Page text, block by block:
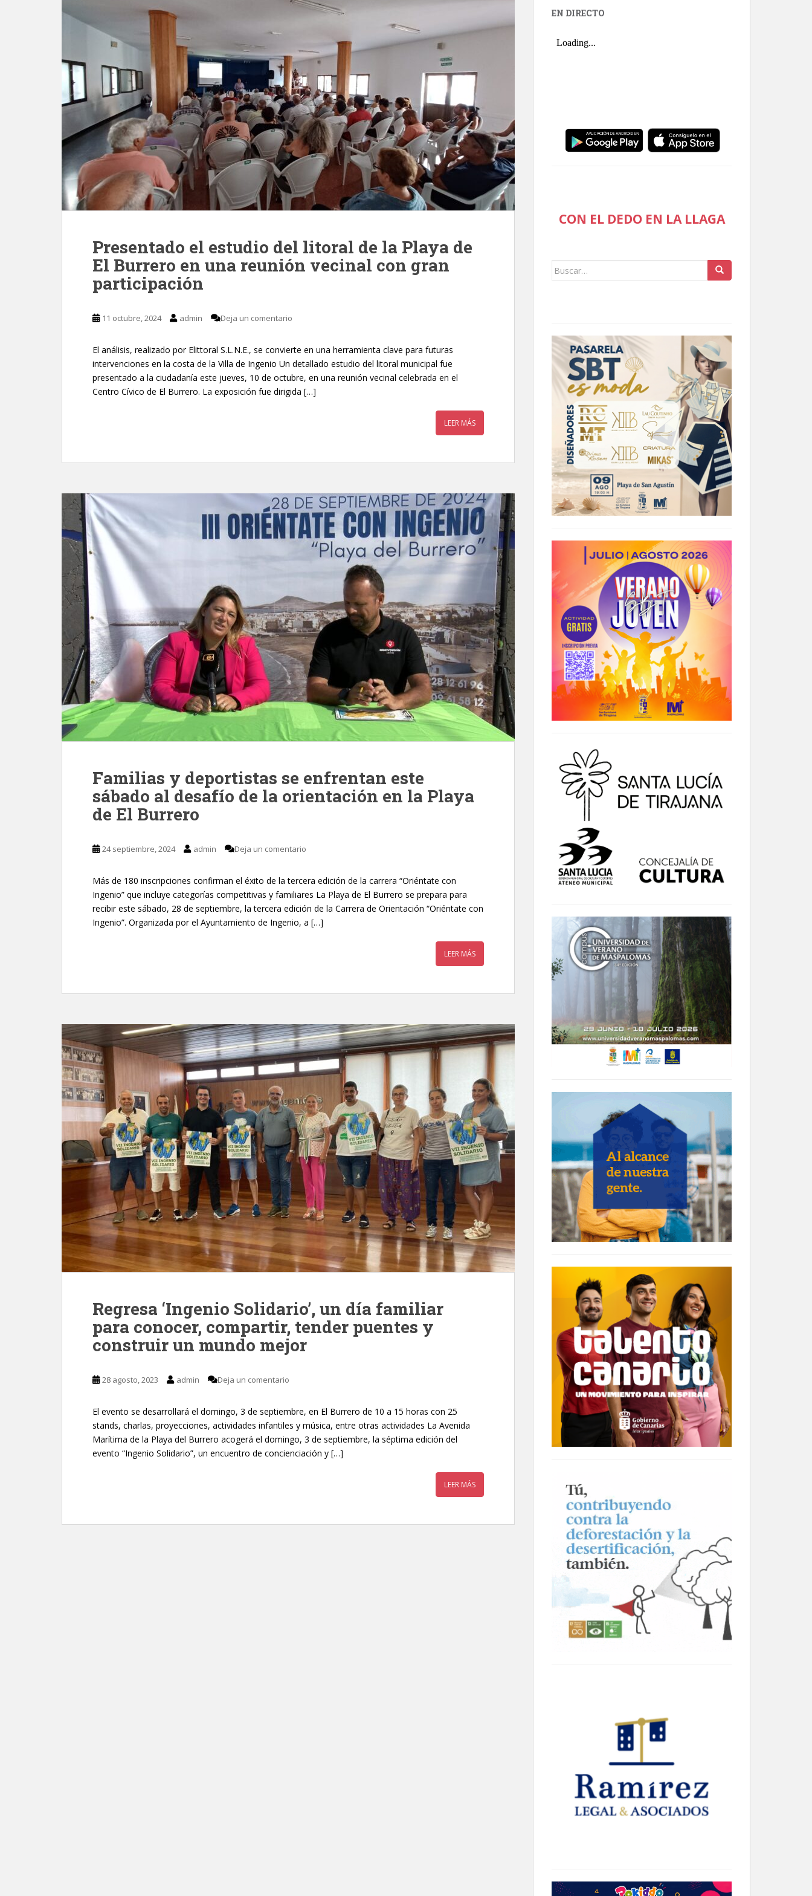
Presentado el estudio del litoral de la Playa de
El Burrero en una reunión vecinal con gran
participación
11 octubre, 2024 admin Deja un comentario
El análisis, realizado por Elittoral S.L.N.E., se convierte en una herramienta clave para futuras
intervenciones en la costa de la Villa de Ingenio Un detallado estudio del litoral municipal fue
presentado a la ciudadanía este jueves, 10 de octubre, en una reunión vecinal celebrada en el
Centro Cívico de El Burrero. La exposición fue dirigida […]
LEER MÁS
Familias y deportistas se enfrentan este
sábado al desafío de la orientación en la Playa
de El Burrero
24 septiembre, 2024 admin Deja un comentario
Más de 180 inscripciones confirman el éxito de la tercera edición de la carrera “Oriéntate con
Ingenio” que incluye categorías competitivas y familiares La Playa de El Burrero se prepara para
recibir este sábado, 28 de septiembre, la tercera edición de la Carrera de Orientación “Oriéntate con
Ingenio”. Organizada por el Ayuntamiento de Ingenio, a […]
LEER MÁS
Regresa ‘Ingenio Solidario’, un día familiar
para conocer, compartir, tender puentes y
construir un mundo mejor
28 agosto, 2023 admin Deja un comentario
El evento se desarrollará el domingo, 3 de septiembre, en El Burrero de 10 a 15 horas con 25
stands, charlas, proyecciones, actividades infantiles y música, entre otras actividades La Avenida
Marítima de la Playa del Burrero acogerá el domingo, 3 de septiembre, la séptima edición del
evento “Ingenio Solidario”, un encuentro de concienciación y […]
LEER MÁS
EN DIRECTO
CON EL DEDO EN LA LLAGA
Buscar: